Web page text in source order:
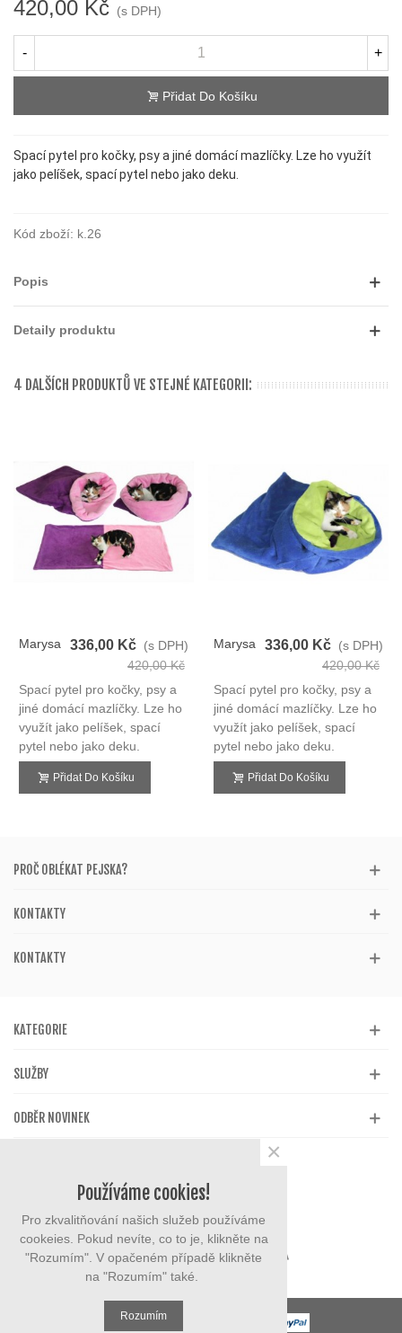
420,00 Kč (s DPH)
- +
Přidat Do Košíku
Spací pytel pro kočky, psy a jiné domácí mazlíčky. Lze ho využít
jako pelíšek, spací pytel nebo jako deku.
Kód zboží: k.26
Popis
Detaily produktu
4 DALŠÍCH PRODUKTŮ VE STEJNÉ KATEGORII:
Marysa
3v1
336,00 Kč (s DPH)
420,00 Kč
Spací pytel pro kočky, psy a
jiné domácí mazlíčky. Lze ho
využít jako pelíšek, spací
pytel nebo jako deku.
Přidat Do Košíku
Marysa
3v1
336,00 Kč (s DPH)
420,00 Kč
Spací pytel pro kočky, psy a
jiné domácí mazlíčky. Lze ho
využít jako pelíšek, spací
pytel nebo jako deku.
Přidat Do Košíku
PROČ OBLÉKAT PEJSKA?
KONTAKTY
KONTAKTY
KATEGORIE
SLUŽBY
ODBĚR NOVINEK
Používáme cookies!
Pro zkvalitňování našich služeb používáme
cookeies. Pokud nevíte, co to je, klikněte na
"Rozumím". V opačeném případě klikněte
na "Rozumím" také.
Rozumím
×